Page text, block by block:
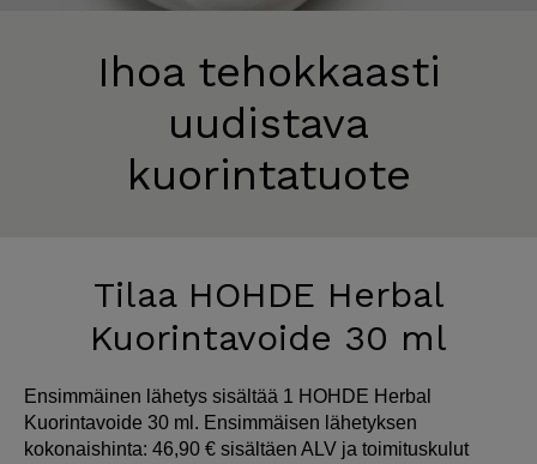
Ihoa tehokkaasti
uudistava
kuorintatuote
Tilaa HOHDE Herbal
Kuorintavoide 30 ml
Ensimmäinen lähetys sisältää 1 HOHDE Herbal
Kuorintavoide 30 ml. Ensimmäisen lähetyksen
kokonaishinta: 46,90 € sisältäen ALV ja toimituskulut